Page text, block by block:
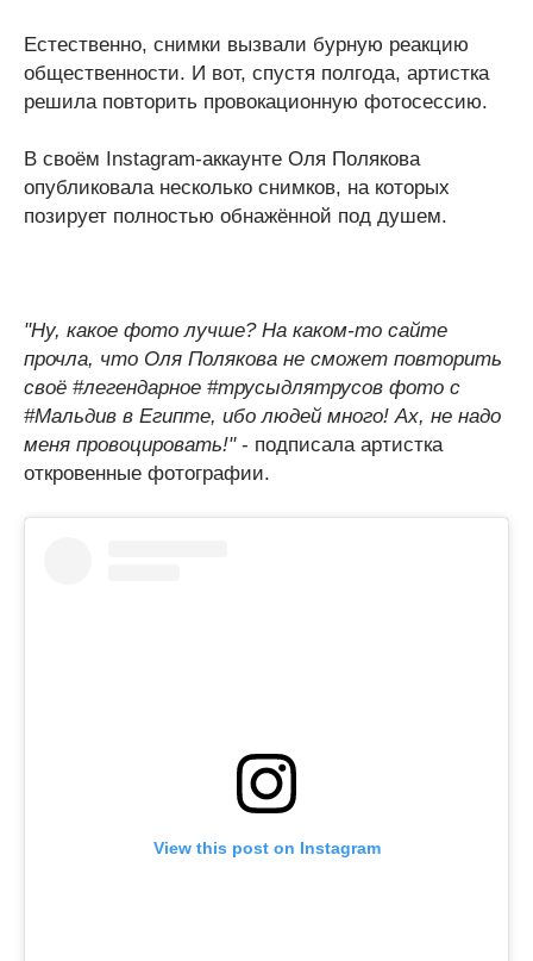
Естественно, снимки вызвали бурную реакцию
общественности. И вот, спустя полгода, артистка
решила повторить провокационную фотосессию.
В своём Instagram-аккаунте Оля Полякова
опубликовала несколько снимков, на которых
позирует полностью обнажённой под душем.
"Ну, какое фото лучше? На каком-то сайте
прочла, что Оля Полякова не сможет повторить
своё #легендарное #трусыдлятрусов фото с
#Мальдив в Египте, ибо людей много! Ах, не надо
меня провоцировать!"- подписала артистка
откровенные фотографии.
View this post on Instagram